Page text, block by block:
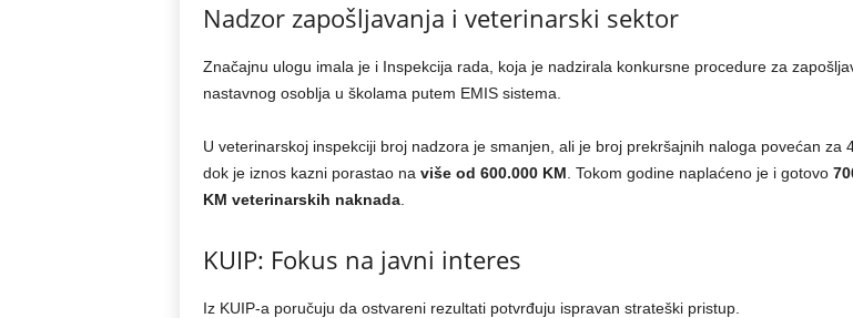
Nadzor zapošljavanja i veterinarski sektor
Značajnu ulogu imala je i Inspekcija rada, koja je nadzirala konkursne procedure za
nastavnog osoblja u školama putem EMIS sistema.
U veterinarskoj inspekciji broj nadzora je smanjen, ali je broj prekršajnih naloga povećan za
dok je iznos kazni porastao na više od 600.000 KM . Tokom godine naplaćeno je i gotovo
KM veterinarskih naknada.
KUIP: Fokus na javni interes
Iz KUIP-a poručuju da ostvareni rezultati potvrđuju ispravan strateški pristup.